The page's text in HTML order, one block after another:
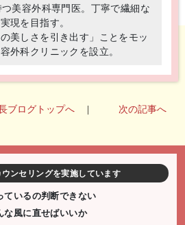
美容外科専門医。丁寧で繊細な
現を目指す。
美しさを引き出す」ことをモッ
外科クリニックを設立。
ブログトップへ | 次の記事へ
ンセリングを実施しています
ているの判断できない
な風に直せばいいか